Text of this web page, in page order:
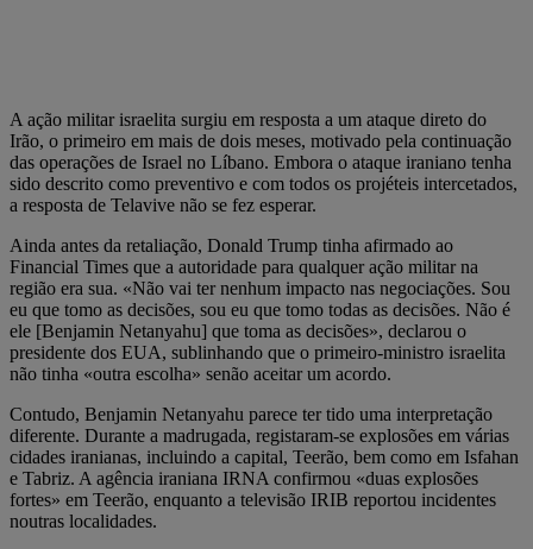
A ação militar israelita surgiu em resposta a um ataque direto do
Irão, o primeiro em mais de dois meses, motivado pela continuação
das operações de Israel no Líbano. Embora o ataque iraniano tenha
sido descrito como preventivo e com todos os projéteis intercetados,
a resposta de Telavive não se fez esperar.
Ainda antes da retaliação, Donald Trump tinha afirmado ao
Financial Times que a autoridade para qualquer ação militar na
região era sua. «Não vai ter nenhum impacto nas negociações. Sou
eu que tomo as decisões, sou eu que tomo todas as decisões. Não é
ele [Benjamin Netanyahu] que toma as decisões», declarou o
presidente dos EUA, sublinhando que o primeiro-ministro israelita
não tinha «outra escolha» senão aceitar um acordo.
Contudo, Benjamin Netanyahu parece ter tido uma interpretação
diferente. Durante a madrugada, registaram-se explosões em várias
cidades iranianas, incluindo a capital, Teerão, bem como em Isfahan
e Tabriz. A agência iraniana IRNA confirmou «duas explosões
fortes» em Teerão, enquanto a televisão IRIB reportou incidentes
noutras localidades.